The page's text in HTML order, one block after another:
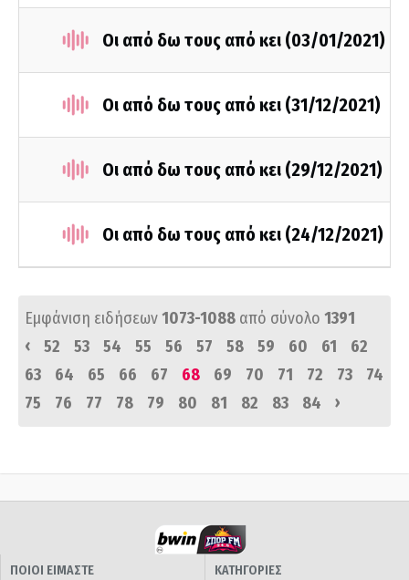
Οι από δω τους από κει (03/01/2021)
Οι από δω τους από κει (31/12/2021)
Οι από δω τους από κει (29/12/2021)
Οι από δω τους από κει (24/12/2021)
Εμφάνιση ειδήσεων1073-1088 από σύνολο 1391
‹
52 53 54 55 56 57 58 59 60 61
62
63
64 65 66 67 68 69 70 71 72 73
74
75
76 77 78 79 80 81 82 83 84 ›
ΠΟΙΟΙ ΕΙΜΑΣΤΕ
ΚΑΤΗΓΟΡΙΕΣ